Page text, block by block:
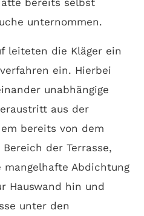
unternommen.
leiteten die Kläger ein
ein. Hierbei
unabhängige
aus der
bereits von dem
der Terrasse,
Abdichtung
Hauswand hin und
unter den